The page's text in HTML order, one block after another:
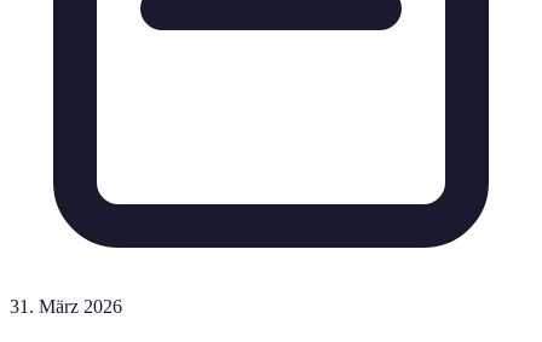
31. März 2026